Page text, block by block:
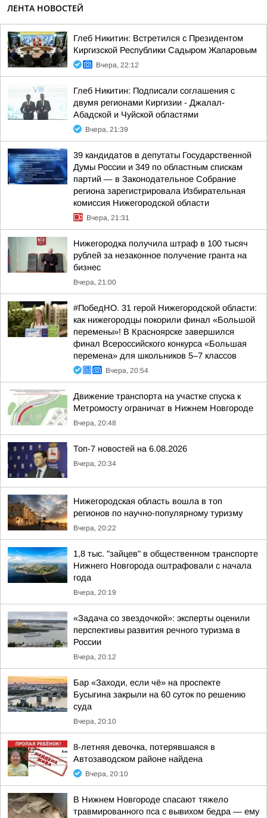
ЛЕНТА НОВОСТЕЙ
Глеб Никитин: Встретился с Президентом
Киргизской Республики Садыром Жапаровым
Вчера, 22:12
Глеб Никитин: Подписали соглашения с
двумя регионами Киргизии - Джалал-
Абадской и Чуйской областями
Вчера, 21:39
39 кандидатов в депутаты Государственной
Думы России и 349 по областным спискам
партий — в Законодательное Собрание
региона зарегистрировала Избирательная
комиссия Нижегородской области
Вчера, 21:31
Нижегородка получила штраф в 100 тысяч
рублей за незаконное получение гранта на
бизнес
Вчера, 21:00
#ПобедНО. 31 герой Нижегородской области:
как нижегородцы покорили финал «Большой
перемены»! В Красноярске завершился
финал Всероссийского конкурса «Большая
перемена» для школьников 5–7 классов
Вчера, 20:54
Движение транспорта на участке спуска к
Метромосту ограничат в Нижнем Новгороде
Вчера, 20:48
Топ-7 новостей на 6.08.2026
Вчера, 20:34
Нижегородская область вошла в топ
регионов по научно-популярному туризму
Вчера, 20:22
1,8 тыс. "зайцев" в общественном транспорте
Нижнего Новгорода оштрафовали с начала
года
Вчера, 20:19
«Задача со звездочкой»: эксперты оценили
перспективы развития речного туризма в
России
Вчера, 20:12
Бар «Заходи, если чё» на проспекте
Бусыгина закрыли на 60 суток по решению
суда
Вчера, 20:10
8-летняя девочка, потерявшаяся в
Автозаводском районе найдена
Вчера, 20:10
В Нижнем Новгороде спасают тяжело
травмированного пса с вывихом бедра — ему